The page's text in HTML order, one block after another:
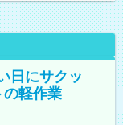
日にサクッ
の軽作業